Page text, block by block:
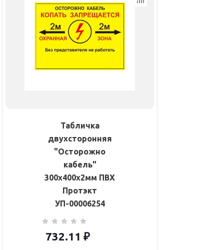
Табличка
двухсторонняя
"Осторожно
кабель"
300х400х2мм ПВХ
Протэкт
УП-00006254
732.11 ₽